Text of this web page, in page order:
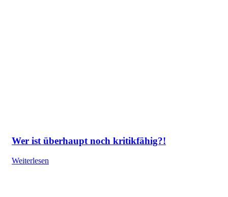
Wer ist überhaupt noch kritikfähig?!
Weiterlesen